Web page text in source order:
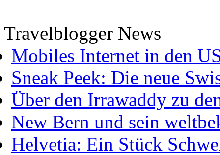
Travelblogger News
Mobiles Internet in den
Sneak Peek: Die neue
Über den Irrawaddy zu
New Bern und sein
Helvetia: Ein Stück